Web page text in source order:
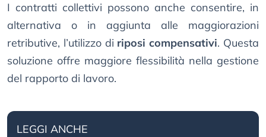
I contratti collettivi possono anche consentire, in
alternativa o in aggiunta alle maggiorazioni
retributive, l’utilizzo di riposi compensativi. Questa
soluzione offre maggiore flessibilità nella gestione
del rapporto di lavoro.
LEGGI ANCHE